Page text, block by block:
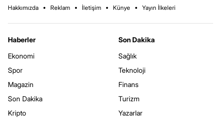
Hakkımızda Reklam İletişim Künye Yayın İlkeleri
Haberler
Ekonomi
Spor
Magazin
Son Dakika
Kripto
Son Dakika
Sağlık
Teknoloji
Finans
Turizm
Yazarlar